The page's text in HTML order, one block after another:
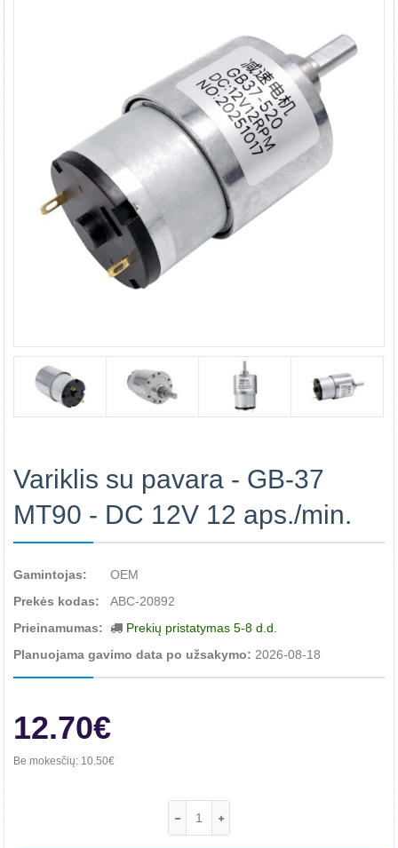
Variklis su pavara - GB-37
MT90 - DC 12V 12 aps./min.
Gamintojas:
OEM
Prekės kodas:
ABC-20892
Prieinamumas:
Prekių pristatymas 5-8 d.d.
Planuojama gavimo data po užsakymo: 2026-08-18
12.70€
Be mokesčių: 10.50€